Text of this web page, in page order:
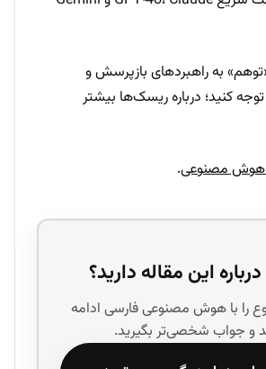
به راهبردهای بازپرسش و
کنید؛ درباره ریسک‌ها بیشتر
هوش مصنوعی.
این مقاله دارید؟
را با هوش مصنوعی فارسی ادامه
و جواب شخصی‌تر بگیرید.